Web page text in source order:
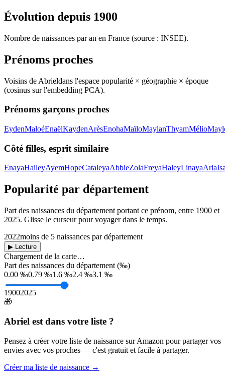
Évolution depuis 1900
Nombre de naissances par an en France (source : INSEE).
Prénoms proches
Voisins de Abrieldans l'espace popularité × géographie × époque
(cosinus sur l'embedding PCA).
Prénoms garçons proches
EydenMaloéEnaëlKaydenArèsEnohaMaïloMaylanThyamMélio
Côté filles, esprit similaire
EnayaHaileyAyemHopeCataleyaAbbieZolaFreyaHaleyLinayaAria
Popularité par département
Part des naissances du département portant ce prénom, entre 1900 et
2025. Glisse le curseur pour voyager dans le temps.
2022moins de 5 naissances par département
▶ Lecture
Chargement de la carte…
Part des naissances du département (‰)
0.00 ‰0.79 ‰1.6 ‰2.4 ‰3.1 ‰
19002025
🎁
Abriel est dans votre liste ?
Pensez à créer votre liste de naissance sur Amazon pour partager vos
envies avec vos proches — c'est gratuit et facile à partager.
Créer ma liste de naissance →